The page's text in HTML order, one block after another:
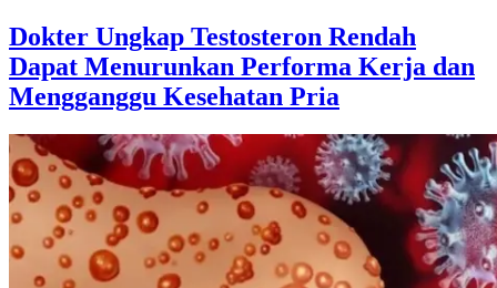
Dokter Ungkap Testosteron Rendah
Dapat Menurunkan Performa Kerja dan
Mengganggu Kesehatan Pria